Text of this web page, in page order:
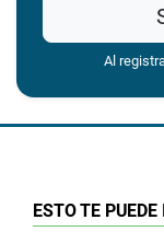
Al
ESTO TE